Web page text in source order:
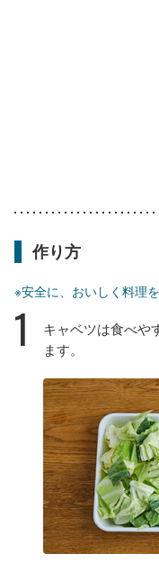
作り方
※安全に、おいしく料理
1
キャベツは食べや
ます。